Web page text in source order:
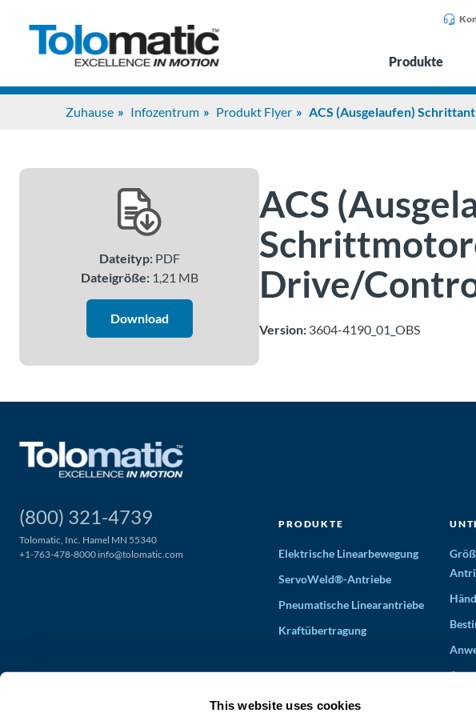
This website uses cookies
Produkte
Zuhause Infozentrum Produkt Flyer ACS (Ausgelaufen)
Dateityp:PDF
Dateigröße:1,21 MB
Download
ACS
Drive/
Version: 3604-4190_01_OBS
(800) 321-4739
Tolomatic, Inc. Hamel MN 55340
+1-763-478-8000 info@tolomatic.com
PRODUKTE
Elektrische Linearbewegung
ServoWeld®-Antriebe
Pneumatische Linearantriebe
Kraftübertragung